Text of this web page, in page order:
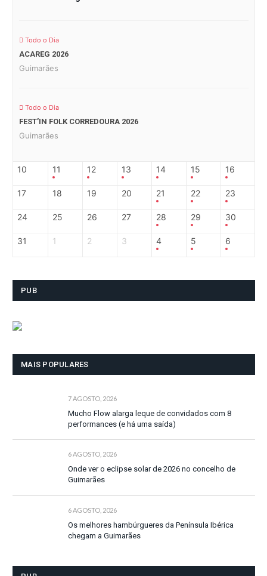
Todo o Dia
ACAREG 2026
Guimarães
Todo o Dia
FEST’IN FOLK CORREDOURA 2026
Guimarães
10 11 12 13 14 15 16
17 18 19 20 21 22 23
24 25 26 27 28 29 30
31 1 2 3 4 5 6
PUB
MAIS POPULARES
7 AGOSTO, 2026
Mucho Flow alarga leque de convidados com 8
performances (e há uma saída)
6 AGOSTO, 2026
Onde ver o eclipse solar de 2026 no concelho de
Guimarães
6 AGOSTO, 2026
Os melhores hambúrgueres da Península Ibérica
chegam a Guimarães